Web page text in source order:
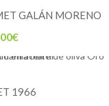
GALÁN MORENO
€
1966